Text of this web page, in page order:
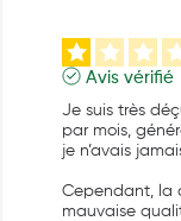
Avis vérifié
Je suis très
par mois,
je n’avais
Cependant, la
mauvaise